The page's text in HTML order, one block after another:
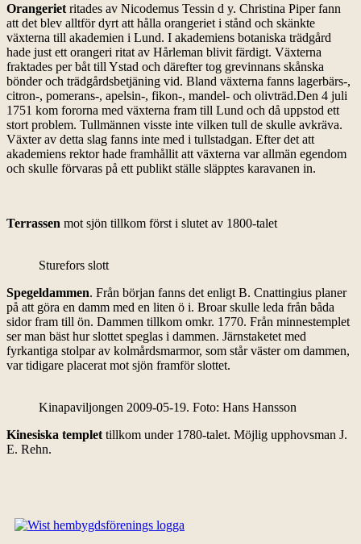
Orangeriet ritades av Nicodemus Tessin d y. Christina Piper fann
att det blev alltför dyrt att hålla orangeriet i stånd och skänkte
växterna till akademien i Lund. I akademiens botaniska trädgård
hade just ett orangeri ritat av Hårleman blivit färdigt. Växterna
fraktades per båt till Ystad och därefter tog grevinnans skånska
bönder och trädgårdsbetjäning vid. Bland växterna fanns lagerbärs-,
citron-, pomerans-, apelsin-, fikon-, mandel- och olivträd.Den 4 juli
1751 kom fororna med växterna fram till Lund och då uppstod ett
stort problem. Tullmännen visste inte vilken tull de skulle avkräva.
Växter av detta slag fanns inte med i tullstadgan. Efter det att
akademiens rektor hade framhållit att växterna var allmän egendom
och skulle förvaras på ett publikt ställe släpptes karavanen in.
Terrassen mot sjön tillkom först i slutet av 1800-talet
Sturefors slott
Spegeldammen. Från början fanns det enligt B. Cnattingius planer
på att göra en damm med en liten ö i. Broar skulle leda från båda
sidor fram till ön. Dammen tillkom omkr. 1770. Från minnestemplet
ser man bäst hur slottet speglas i dammen. Järnstaketet med
fyrkantiga stolpar av kolmårdsmarmor, som står väster om dammen,
var tidigare placerat mot sjön framför slottet.
Kinapaviljongen 2009-05-19. Foto: Hans Hansson
Kinesiska templet tillkom under 1780-talet. Möjlig upphovsman J.
E. Rehn.